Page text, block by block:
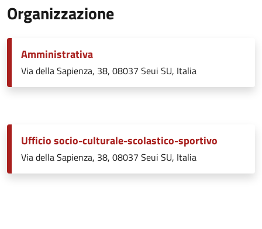
Organizzazione
Amministrativa
Via della Sapienza, 38, 08037 Seui SU, Italia
Ufficio socio-culturale-scolastico-sportivo
Via della Sapienza, 38, 08037 Seui SU, Italia